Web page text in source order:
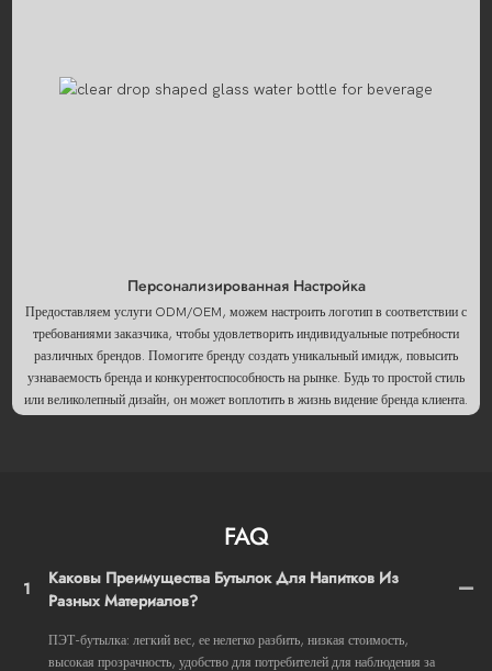
Персонализированная Настройка
Предоставляем услуги ODM/OEM, можем настроить логотип в соответствии с
требованиями заказчика, чтобы удовлетворить индивидуальные потребности
различных брендов. Помогите бренду создать уникальный имидж, повысить
узнаваемость бренда и конкурентоспособность на рынке. Будь то простой стиль
или великолепный дизайн, он может воплотить в жизнь видение бренда клиента.
FAQ
1
Каковы Преимущества Бутылок Для Напитков Из
Разных Материалов?
ПЭТ-бутылка: легкий вес, ее нелегко разбить, низкая стоимость,
высокая прозрачность, удобство для потребителей для наблюдения за